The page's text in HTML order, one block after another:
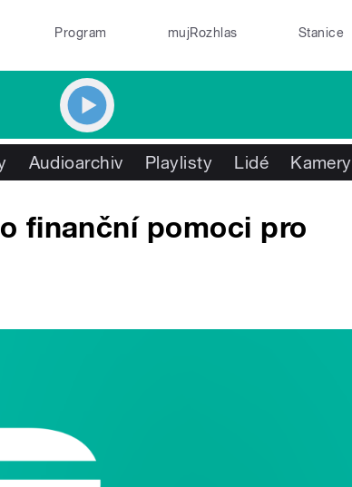
Program mujRozhlas Stanice
Audioarchiv Playlisty Lidé Kamery
finanční pomoci pro